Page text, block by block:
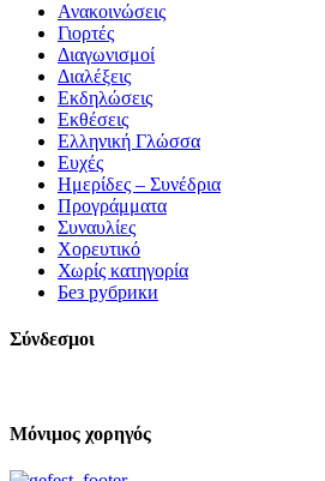
Ανακοινώσεις
Γιορτές
Διαγωνισμοί
Διαλέξεις
Εκδηλώσεις
Εκθέσεις
Ελληνική Γλώσσα
Ευχές
Ημερίδες – Συνέδρια
Προγράμματα
Συναυλίες
Χορευτικό
Χωρίς κατηγορία
Без рубрики
Σύνδεσμοι
Μόνιμος χορηγός